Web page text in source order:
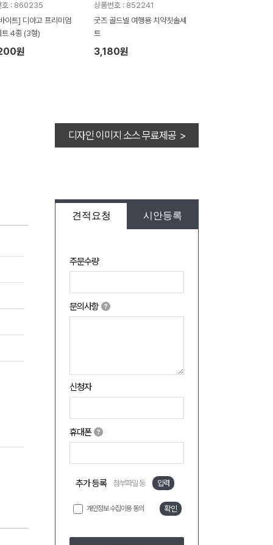
호 : 860235
이트] 디아고 프리미엄
트 4종 (3형)
원
상품번호 : 852241
굿즈 골드넬 여행용 치약칫솔세
트
3,180원
디자인 이미지 소스 무료제공 >
견적요청 시안등록
주문수량
문의사항
신청자
휴대폰
추가 등록 첨부파일 등 입력
개인정보 수집이용 동의 확인